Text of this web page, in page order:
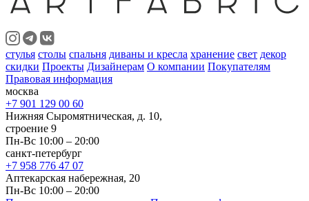
стулья столы спальня диваны и кресла хранение свет декор
скидки Проекты Дизайнерам О компании Покупателям
Правовая информация
москва
+7 901 129 00 60
Нижняя Сыромятническая, д. 10,
строение 9
Пн-Вс 10:00 – 20:00
санкт-петербург
+7 958 776 47 07
Аптекарская набережная, 20
Пн-Вс 10:00 – 20:00